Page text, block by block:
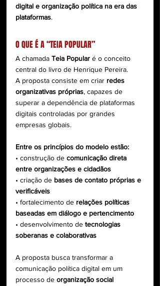
digital e organização política na era das
plataformas.
O QUE É A “TEIA POPULAR”
A chamada Teia Popular é o conceito
central do livro de Henrique Pereira.
A proposta consiste em criar redes
organizativas próprias, capazes de
superar a dependência de plataformas
digitais controladas por grandes
empresas globais.
Entre os princípios do modelo estão:
• construção de comunicação direta
entre organizações e cidadãos
• criação de bases de contato próprias e
verificáveis
• fortalecimento de relações políticas
baseadas em diálogo e pertencimento
• desenvolvimento de tecnologias
soberanas e colaborativas
A proposta busca transformar a
comunicação política digital em um
processo de organização social